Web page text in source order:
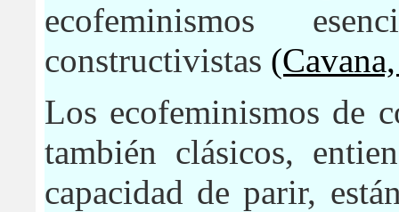
ecofeminismos
constructivistas
Los ecofeminismos de
también clásicos,
capacidad de parir,